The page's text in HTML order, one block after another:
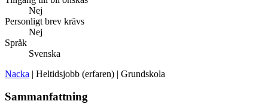
Nej
Personligt brev krävs
Nej
Språk
Svenska
Nacka | Heltidsjobb (erfaren) | Grundskola
Sammanfattning